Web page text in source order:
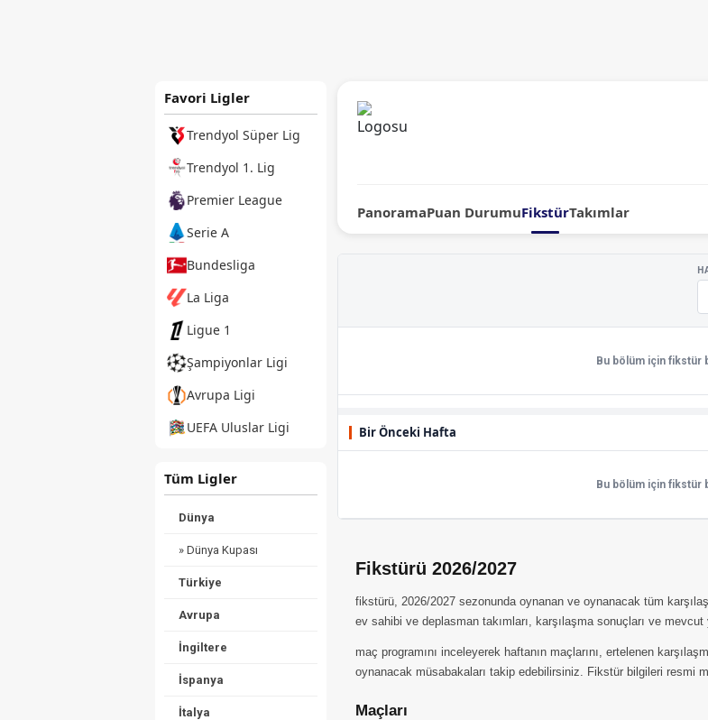
Favori Ligler
Trendyol Süper Lig
Trendyol 1. Lig
Premier League
Serie A
Bundesliga
La Liga
Ligue 1
Şampiyonlar Ligi
Avrupa Ligi
UEFA Uluslar Ligi
Tüm Ligler
Dünya
» Dünya Kupası
Türkiye
Avrupa
İngiltere
İspanya
İtalya
PanoramaPuan DurumuFikstürTakımlar
Bu bölüm için fikstür
Bir Önceki Hafta
Bu bölüm için fikstür
Fikstürü 2026/2027
fikstürü, 2026/2027 sezonunda oynanan ve oynanacak tüm
ev sahibi ve deplasman takımları, karşılaşma sonuçları ve mevcut
maç programını inceleyerek haftanın maçlarını, ertelenen
oynanacak müsabakaları takip edebilirsiniz. Fikstür bilgileri resmi
Maçları